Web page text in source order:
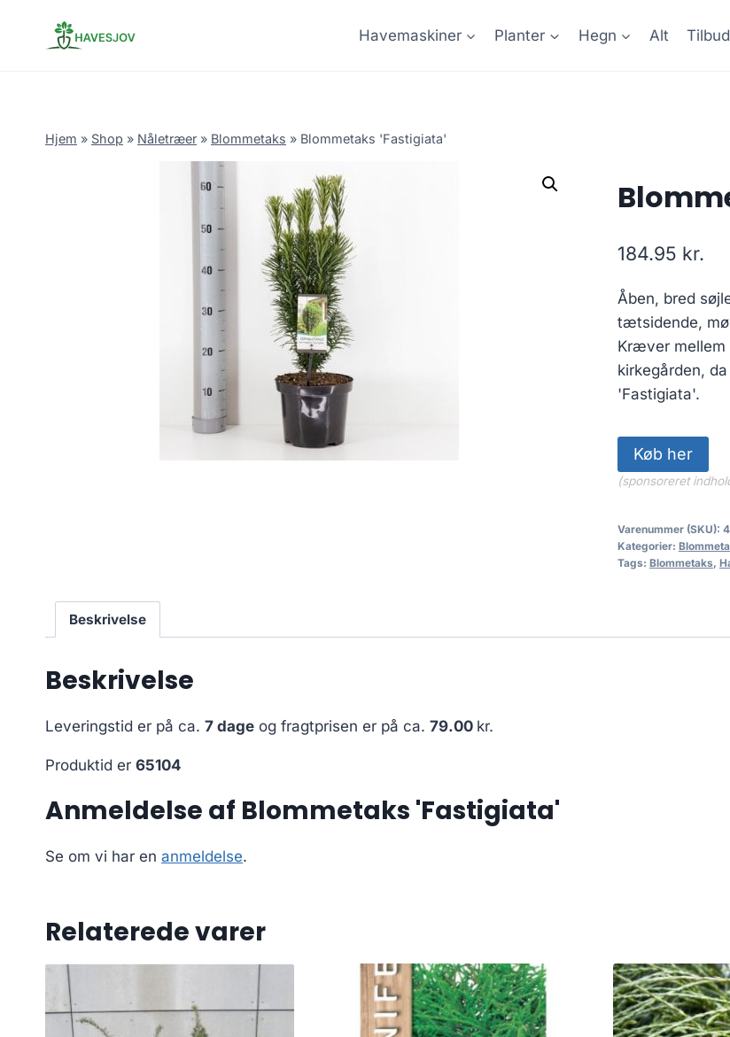
Havemaskiner Planter Hegn Alt Tilbud
Hjem » Shop » Nåletræer » Blommetaks » Blommetaks 'Fastigiata'
184.95 kr.
Åben, bred
tætsidende,
Kræver mellem
kirkegården,
'Fastigiata'.
Køb her
(sponsoreret
Varenummer (SKU):
Kategorier:
Tags: Blommetaks,
Beskrivelse
Beskrivelse
Leveringstid er på ca. 7 dage og fragtprisen er på ca. 79.00 kr.
Produktid er 65104
Anmeldelse af Blommetaks 'Fastigiata'
Se om vi har en anmeldelse.
Relaterede varer